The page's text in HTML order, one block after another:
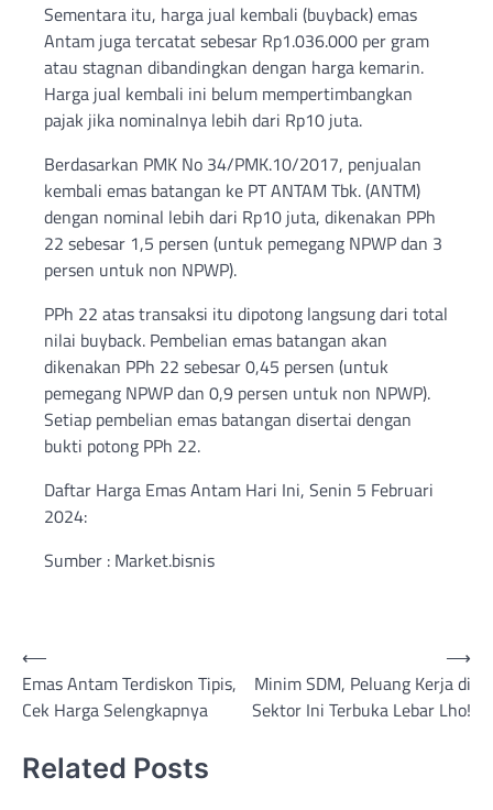
Sementara itu, harga jual kembali (buyback) emas
Antam juga tercatat sebesar Rp1.036.000 per gram
atau stagnan dibandingkan dengan harga kemarin.
Harga jual kembali ini belum mempertimbangkan
pajak jika nominalnya lebih dari Rp10 juta.
Berdasarkan PMK No 34/PMK.10/2017, penjualan
kembali emas batangan ke PT ANTAM Tbk. (ANTM)
dengan nominal lebih dari Rp10 juta, dikenakan PPh
22 sebesar 1,5 persen (untuk pemegang NPWP dan 3
persen untuk non NPWP).
PPh 22 atas transaksi itu dipotong langsung dari total
nilai buyback. Pembelian emas batangan akan
dikenakan PPh 22 sebesar 0,45 persen (untuk
pemegang NPWP dan 0,9 persen untuk non NPWP).
Setiap pembelian emas batangan disertai dengan
bukti potong PPh 22.
Daftar Harga Emas Antam Hari Ini, Senin 5 Februari
2024:
Sumber : Market.bisnis
Post
navigation
⟵
Emas Antam Terdiskon Tipis,
Cek Harga Selengkapnya
Minim SDM, Peluang Kerja di
Sektor Ini Terbuka Lebar Lho!
⟶
Related Posts